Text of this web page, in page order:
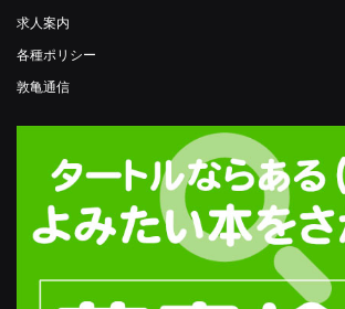
求人案内
各種ポリシー
敦亀通信